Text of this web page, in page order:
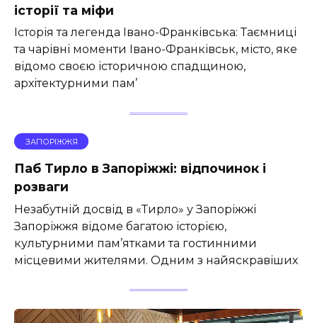
історії та міфи
Історія та легенда Івано-Франківська: Таємниці
та чарівні моменти Івано-Франківськ, місто, яке
відомо своєю історичною спадщиною,
архітектурними пам’
ЗАПОРІЖЖЯ
Паб Тирло в Запоріжжі: відпочинок і
розваги
Незабутній досвід в «Тирло» у Запоріжжі
Запоріжжя відоме багатою історією,
культурними пам’ятками та гостинними
місцевими жителями. Одним з найяскравіших